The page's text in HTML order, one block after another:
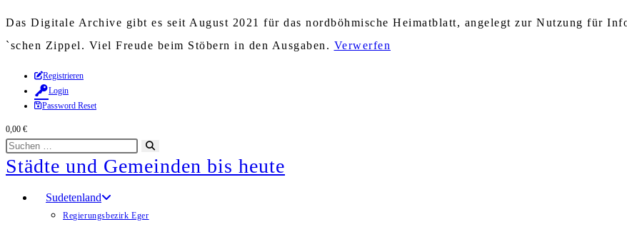
Das Digitale Archive gibt es seit August 2021 für das nordböhmische Heimatblatt, angelegt zur Nutzung für
`schen Zippel. Viel Freude beim Stöbern in den Ausgaben. Verwerfen
Zum
Inhalt
springen
Registrieren
Login
Password Reset
0,00 €
Diese
Website
durchsuchen
starten
Städte und Gemeinden bis heute
Sudetenland
Regierungsbezirk Eger